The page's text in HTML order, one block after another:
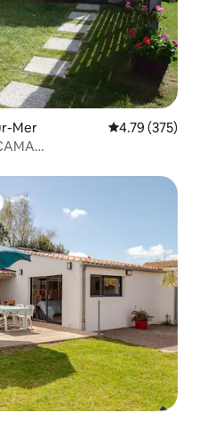
Mer Calificación
4.79 (375)
huéspedes